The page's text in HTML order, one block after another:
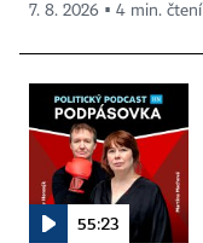
7. 8. 2026 ▪ 4 min. čtení
55:23